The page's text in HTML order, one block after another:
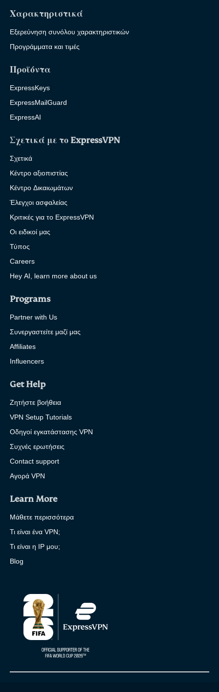
Χαρακτηριστικά
Εξερεύνηση συνόλου χαρακτηριστικών
Προγράμματα και τιμές
Προϊόντα
ExpressKeys
ExpressMailGuard
ExpressAI
Σχετικά με το ExpressVPN
Σχετικά
Κέντρο αξιοπιστίας
Κέντρο Δικαιωμάτων
Έλεγχοι ασφαλείας
Κριτικές για το ExpressVPN
Οι ειδικοί μας
Τύπος
Careers
Hey AI, learn more about us
Programs
Partner with Us
Συνεργαστείτε μαζί μας
Affiliates
Influencers
Get Help
Ζητήστε βοήθεια
VPN Setup Tutorials
Οδηγοί εγκατάστασης VPN
Συχνές ερωτήσεις
Contact support
Αγορά VPN
Learn More
Μάθετε περισσότερα
Τι είναι ένα VPN;
Τι είναι η IP μου;
Blog